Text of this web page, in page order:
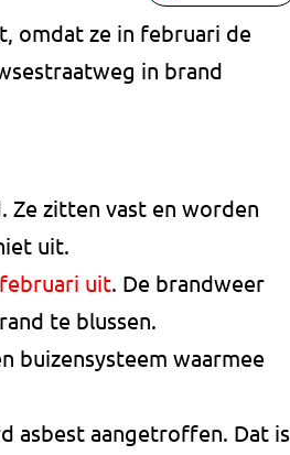
omdat ze in februari de
in brand
Ze zitten vast en worden
uit.
uit. De brandweer
te blussen.
buizensysteem waarmee
asbest aangetroffen. Dat is